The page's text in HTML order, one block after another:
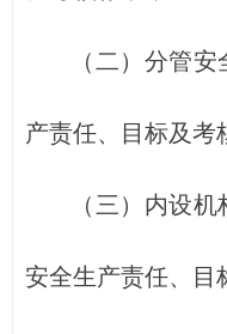
（二）分管安
产责任、目标及考
（三）内设机
安全生产责任、目